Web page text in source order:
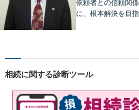
依頼者との信頼関
に、根本解決を目指
トラブルが起こっ
応可】
相続に関する診断ツール